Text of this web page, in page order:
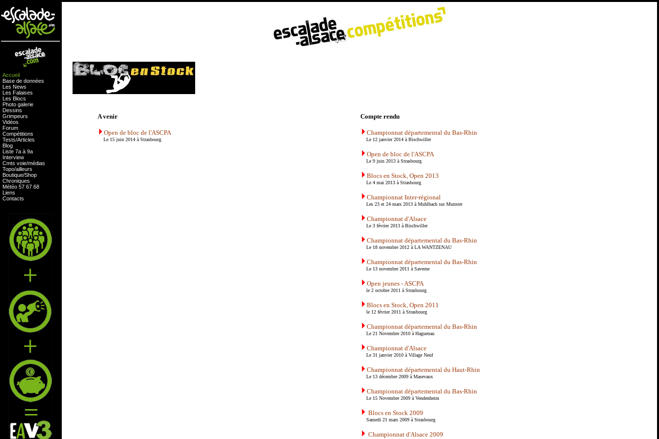
Accueil
Base de données
Les News
Les Falaises
Les Blocs
Photo galerie
Dessins
Grimpeurs
Vidéos
Forum
Compétitions
Tests/Articles
Blog
Liste 7a à 9a
Interview
Cmts voie/médias
Topo/ailleurs
Boutique/Shop
Chroniques
Météo 57 67 68
Liens
Contacts
A venir
Open de bloc de l'ASCPA
Le 15 juin 2014 à Strasbourg
Compte rendu
Championnat départemental du Bas-Rhin
Le 12 janvier 2014 à Bischwiller
Open de bloc de l'ASCPA
Le 9 juin 2013 à Strasbourg
Blocs en Stock, Open 2013
Le 4 mai 2013 à Strasbourg
Championnat Inter-régional
Les 23 et 24 mars 2013 à Muhlbach sur Munster
Championnat d'Alsace
Le 3 février 2013 à Bischwiller
Championnat départemental du Bas-Rhin
Le 18 novembre 2012 à LA WANTZENAU
Championnat départemental du Bas-Rhin
Le 13 novembre 2011 à Saverne
Open jeunes - ASCPA
le 2 octobre 2011 à Strasbourg
Blocs en Stock, Open 2011
le 12 février 2011 à Strasbourg
Championnat départemental du Bas-Rhin
Le 21 Novembre 2010 à Haguenau
Championnat d'Alsace
Le 31 janvier 2010 à Village Neuf
Championnat départemental du Haut-Rhin
Le 13 décembre 2009 à Masevaux
Championnat départemental du Bas-Rhin
Le 15 Novembre 2009 à Vendenheim
Blocs en Stock 2009
Samedi 21 mars 2009 à Strasbourg
Championnat d'Alsace 2009